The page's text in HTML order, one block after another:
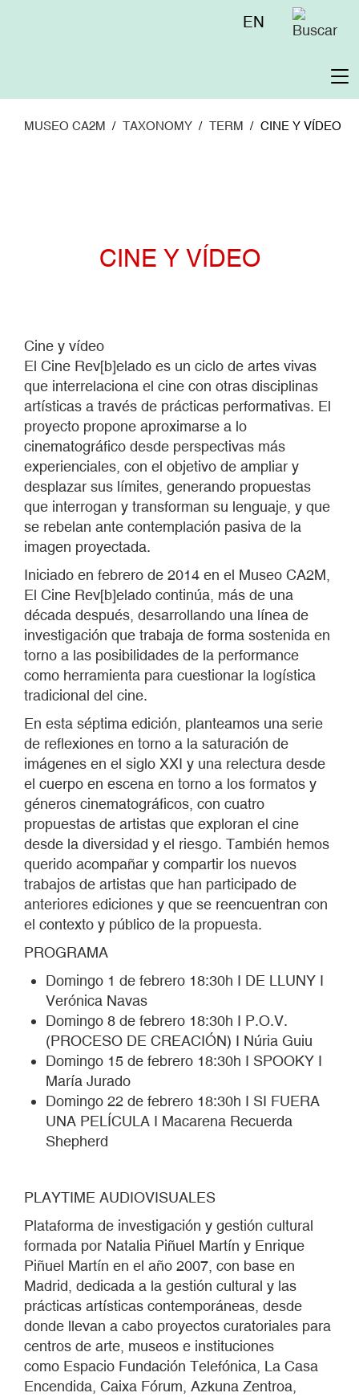
Menú
EN
MUSEO CA2M TAXONOMY TERM CINE Y VÍDEO
CINE Y VÍDEO
Cine y vídeo
El Cine Rev[b]elado es un ciclo de artes vivas
que interrelaciona el cine con otras disciplinas
artísticas a través de prácticas performativas. El
proyecto propone aproximarse a lo
cinematográfico desde perspectivas más
experienciales, con el objetivo de ampliar y
desplazar sus límites, generando propuestas
que interrogan y transforman su lenguaje, y que
se rebelan ante contemplación pasiva de la
imagen proyectada.
Iniciado en febrero de 2014 en el Museo CA2M,
El Cine Rev[b]elado continúa, más de una
década después, desarrollando una línea de
investigación que trabaja de forma sostenida en
torno a las posibilidades de la performance
como herramienta para cuestionar la logística
tradicional del cine.
En esta séptima edición, planteamos una serie
de reflexiones en torno a la saturación de
imágenes en el siglo XXI y una relectura desde
el cuerpo en escena en torno a los formatos y
géneros cinematográficos, con cuatro
propuestas de artistas que exploran el cine
desde la diversidad y el riesgo. También hemos
querido acompañar y compartir los nuevos
trabajos de artistas que han participado de
anteriores ediciones y que se reencuentran con
el contexto y público de la propuesta.
PROGRAMA
Domingo 1 de febrero 18:30h I DE LLUNY I
Verónica Navas
Domingo 8 de febrero 18:30h I P.O.V.
(PROCESO DE CREACIÓN) I Núria Guiu
Domingo 15 de febrero 18:30h I SPOOKY I
María Jurado
Domingo 22 de febrero 18:30h I SI FUERA
UNA PELÍCULA I Macarena Recuerda
Shepherd
PLAYTIME AUDIOVISUALES
Plataforma de investigación y gestión cultural
formada por Natalia Piñuel Martín y Enrique
Piñuel Martín en el año 2007, con base en
Madrid, dedicada a la gestión cultural y las
prácticas artísticas contemporáneas, desde
donde llevan a cabo proyectos curatoriales para
centros de arte, museos e instituciones
como Espacio Fundación Telefónica, La Casa
Encendida, Caixa Fórum, Azkuna Zentroa,